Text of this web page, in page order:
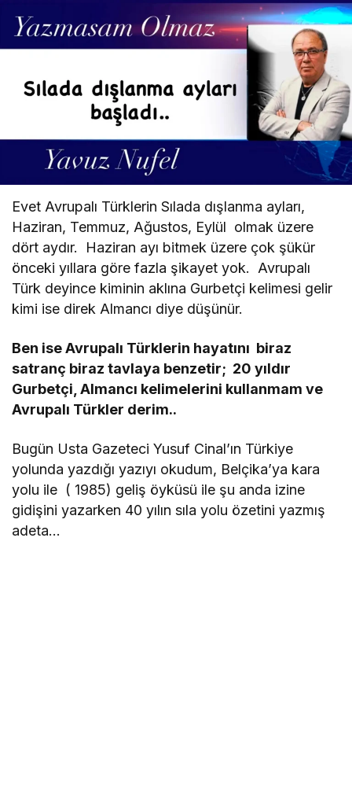
"Tatilde Nereye Gideceğiz? Pahalılık
Gerçeği ve Türkiye’nin Gizli Avantajı"
"Kenan Özyiğit’e Dostane Bir Yanıt:
“Analitik Düşünce Bir Lüks Değildir”"
Sedat Tapan
"İspiyonculuk Kimseye Kazandırmaz"
Fehmi Uzun
"Kurtuluş Savaşı’na “Milli Mücadele”
Demek Atatürkçülüğe Aykırı mı?"
Sedat Tapan
Yunan Adası Gerçeği”"
Evet Avrupalı Türklerin Sılada dışlanma ayları,
Haziran, Temmuz, Ağustos, Eylül olmak üzere
dört aydır. Haziran ayı bitmek üzere çok şükür
önceki yıllara göre fazla şikayet yok. Avrupalı
Türk deyince kiminin aklına Gurbetçi kelimesi gelir
kimi ise direk Almancı diye düşünür.
Ben ise Avrupalı Türklerin hayatını biraz
satranç biraz tavlaya benzetir; 20 yıldır
Gurbetçi, Almancı kelimelerini kullanmam ve
Avrupalı Türkler derim..
Bugün Usta Gazeteci Yusuf Cinal’ın Türkiye
yolunda yazdığı yazıyı okudum, Belçika’ya kara
yolu ile ( 1985) geliş öyküsü ile şu anda izine
gidişini yazarken 40 yılın sıla yolu özetini yazmış
adeta…